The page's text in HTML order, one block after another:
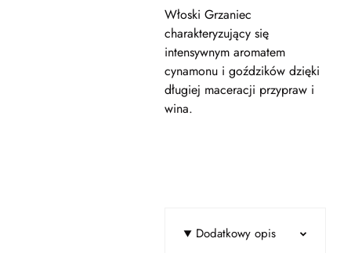
Włoski Grzaniec
charakteryzujący się
intensywnym aromatem
cynamonu i goździków dzięki
długiej maceracji przypraw i
wina.
Dodatkowy opis